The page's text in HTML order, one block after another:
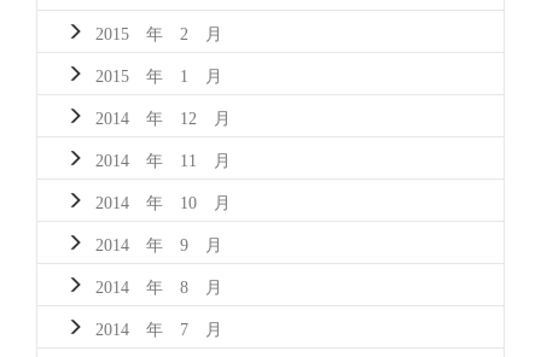
2015 年 2 月
2015 年 1 月
2014 年 12 月
2014 年 11 月
2014 年 10 月
2014 年 9 月
2014 年 8 月
2014 年 7 月